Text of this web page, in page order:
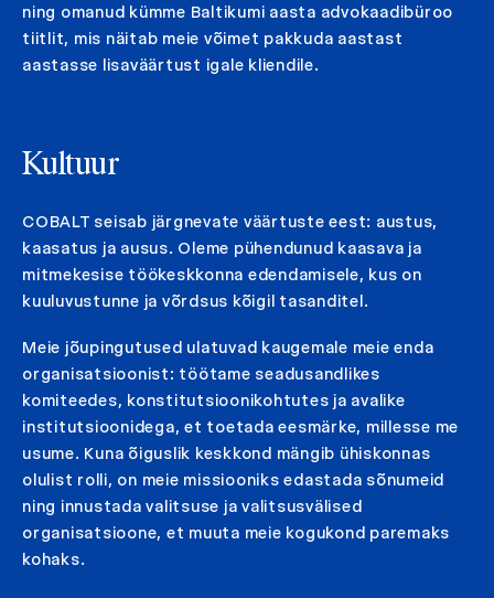
ning omanud kümme Baltikumi aasta advokaadibüroo
tiitlit, mis näitab meie võimet pakkuda aastast
aastasse lisaväärtust igale kliendile.
Kultuur
COBALT seisab järgnevate väärtuste eest: austus,
kaasatus ja ausus. Oleme pühendunud kaasava ja
mitmekesise töökeskkonna edendamisele, kus on
kuuluvustunne ja võrdsus kõigil tasanditel.
Meie jõupingutused ulatuvad kaugemale meie enda
organisatsioonist: töötame seadusandlikes
komiteedes, konstitutsioonikohtutes ja avalike
institutsioonidega, et toetada eesmärke, millesse me
usume. Kuna õiguslik keskkond mängib ühiskonnas
olulist rolli, on meie missiooniks edastada sõnumeid
ning innustada valitsuse ja valitsusvälised
organisatsioone, et muuta meie kogukond paremaks
kohaks.